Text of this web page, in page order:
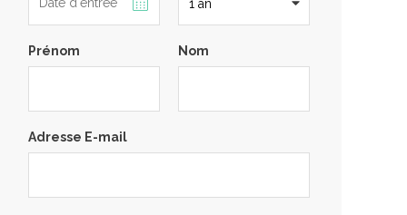
Prénom Nom
Adresse E-mail